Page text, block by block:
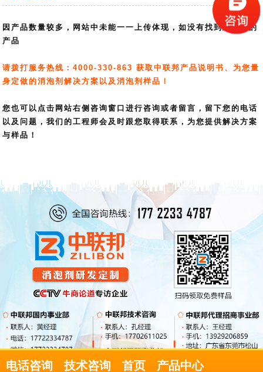
因产品数量较多，网站中未能一一上传体现，如没有找到您需要的
产品
请拨打服务热线：4000-330-863 获取中联邦产品说明书、为您量
身定做的消泡剂解决方案以及消泡剂样品！
您也可以点击网站右侧咨询窗口进行咨询或者留言，留下您的电话
以及问题，我们的工程师会及时跟您取得联系，为您提供解决方案
与样品！
电话咨询 技术咨询 首页 产品中心